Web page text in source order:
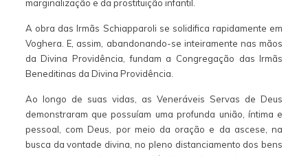
marginalização e da prostituição infantil.
A obra das Irmãs Schiapparoli se solidifica rapidamente em
Voghera. E, assim, abandonando-se inteiramente nas mãos
da Divina Providência, fundam a Congregação das Irmãs
Beneditinas da Divina Providência.
Ao longo de suas vidas, as Veneráveis Servas de Deus
demonstraram que possuíam uma profunda união, íntima e
pessoal, com Deus, por meio da oração e da ascese, na
busca da vontade divina, no pleno distanciamento dos bens